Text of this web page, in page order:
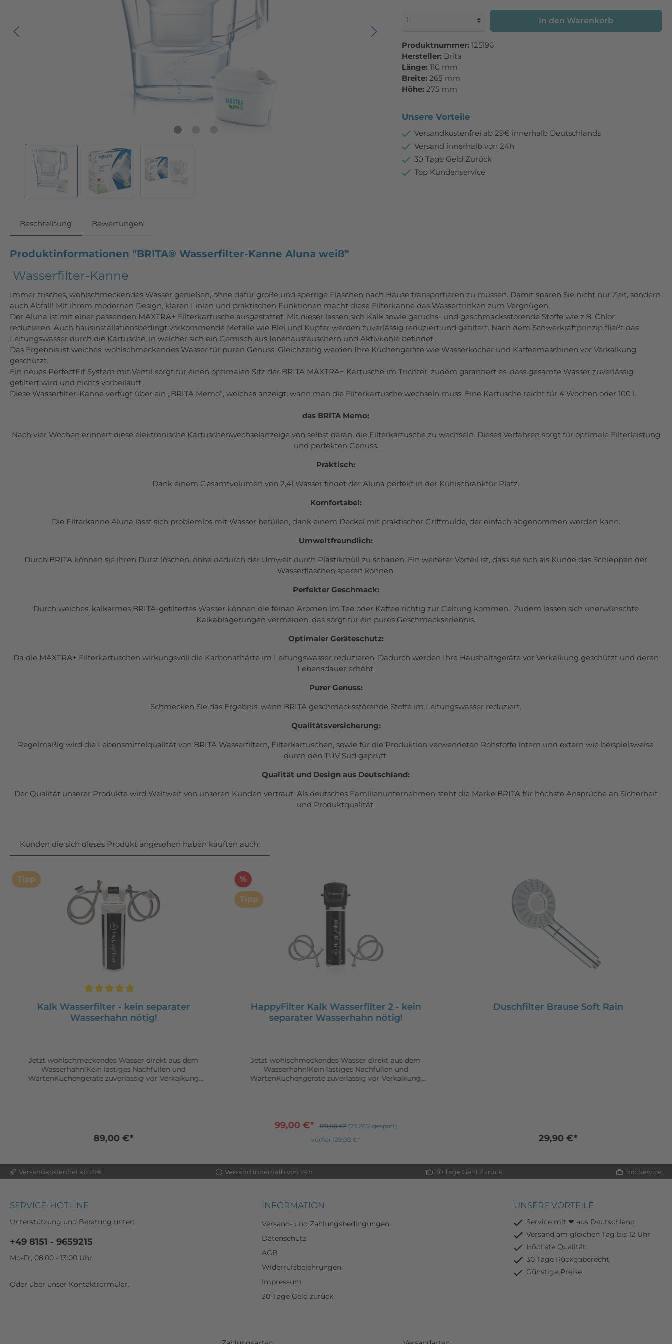
In den Warenkorb
Produktnummer: 125196
Hersteller: Brita
Länge: 110 mm
Breite: 265 mm
Höhe: 275 mm
Unsere Vorteile
Versandkostenfrei ab 29€ innerhalb Deutschlands
Versand innerhalb von 24h
30 Tage Geld Zurück
Top Kundenservice
Beschreibung Bewertungen
Produktinformationen "BRITA® Wasserfilter-Kanne Aluna weiß"
Wasserfilter-Kanne
Immer frisches, wohlschmeckendes Wasser genießen, ohne dafür große und sperrige Flaschen nach Hause transportieren zu müssen. Damit sparen Sie nicht nur Zeit, sondern
auch Abfall! Mit ihrem modernen Design, klaren Linien und praktischen Funktionen macht diese Filterkanne das Wassertrinken zum Vergnügen.
Der Aluna ist mit einer passenden MAXTRA+ Filterkartusche ausgestattet. Mit dieser lassen sich Kalk sowie geruchs- und geschmacksstörende Stoffe wie z.B. Chlor
reduzieren. Auch hausinstallationsbedingt vorkommende Metalle wie Blei und Kupfer werden zuverlässig reduziert und gefiltert. Nach dem Schwerkraftprinzip fließt das
Leitungswasser durch die Kartusche, in welcher sich ein Gemisch aus Ionenaustauschern und Aktivkohle befindet.
Das Ergebnis ist weiches, wohlschmeckendes Wasser für puren Genuss. Gleichzeitig werden Ihre Küchengeräte wie Wasserkocher und Kaffeemaschinen vor Verkalkung
geschützt.
Ein neues PerfectFit System mit Ventil sorgt für einen optimalen Sitz der BRITA MAXTRA+ Kartusche im Trichter, zudem garantiert es, dass gesamte Wasser zuverlässig
gefiltert wird und nichts vorbeiläuft.
Diese Wasserfilter-Kanne verfügt über ein „BRITA Memo“, welches anzeigt, wann man die Filterkartusche wechseln muss. Eine Kartusche reicht für 4 Wochen oder 100 l.
das BRITA Memo:
Nach vier Wochen erinnert diese elektronische Kartuschenwechselanzeige von selbst daran, die Filterkartusche zu wechseln. Dieses Verfahren sorgt für optimale Filterleistung
und perfekten Genuss.
Praktisch:
Dank einem Gesamtvolumen von 2,4l Wasser findet der Aluna perfekt in der Kühlschranktür Platz.
Komfortabel:
Die Filterkanne Aluna lässt sich problemlos mit Wasser befüllen, dank einem Deckel mit praktischer Griffmulde, der einfach abgenommen werden kann.
Umweltfreundlich:
Durch BRITA können sie ihren Durst löschen, ohne dadurch der Umwelt durch Plastikmüll zu schaden. Ein weiterer Vorteil ist, dass sie sich als Kunde das Schleppen der
Wasserflaschen sparen können.
Perfekter Geschmack:
Durch weiches, kalkarmes BRITA-gefiltertes Wasser können die feinen Aromen im Tee oder Kaffee richtig zur Geltung kommen. Zudem lassen sich unerwünschte
Kalkablagerungen vermeiden, das sorgt für ein pures Geschmackserlebnis.
Optimaler Geräteschutz:
Da die MAXTRA+ Filterkartuschen wirkungsvoll die Karbonathärte im Leitungswasser reduzieren. Dadurch werden Ihre Haushaltsgeräte vor Verkalkung geschützt und deren
Lebensdauer erhöht.
Purer Genuss:
Schmecken Sie das Ergebnis, wenn BRITA geschmacksstörende Stoffe im Leitungswasser reduziert.
Qualitätsversicherung:
Regelmäßig wird die Lebensmittelqualität von BRITA Wasserfiltern, Filterkartuschen, sowie für die Produktion verwendeten Rohstoffe intern und extern wie beispielsweise
durch den TÜV Süd geprüft.
Qualität und Design aus Deutschland:
Der Qualität unserer Produkte wird Weltweit von unseren Kunden vertraut. Als deutsches Familienunternehmen steht die Marke BRITA für höchste Ansprüche an Sicherheit
und Produktqualität.
Kunden die sich dieses Produkt angesehen haben kauften auch:
Tipp
Kalk Wasserfilter - kein separater
Wasserhahn nötig!
Jetzt wohlschmeckendes Wasser direkt aus dem
Wasserhahn!Kein lästiges Nachfüllen und
WartenKüchengeräte zuverlässig vor Verkalkung
89,00 €*
%
Tipp
HappyFilter Kalk Wasserfilter 2 - kein
separater Wasserhahn nötig!
Jetzt wohlschmeckendes Wasser direkt aus dem
Wasserhahn!Kein lästiges Nachfüllen und
WartenKüchengeräte zuverlässig vor Verkalkung
99,00 €* 129,00 €* (23.26% gespart)
vorher 129,00 €*
Duschfilter Brause Soft Rain
29,90 €*
Versandkostenfrei ab 29€ Versand innerhalb von 24h 30 Tage Geld Zurück Top Service
SERVICE-HOTLINE
Unterstützung und Beratung unter:
+49 8151 - 9659215
Mo-Fr, 08:00 - 13:00 Uhr
Oder über unser Kontaktformular.
INFORMATION
Versand- und Zahlungsbedingungen
Datenschutz
AGB
Widerrufsbelehrungen
Impressum
30-Tage Geld zurück
UNSERE VORTEILE
Service mit ❤ aus Deutschland
Versand am gleichen Tag bis 12 Uhr
Höchste Qualität
30 Tage Rückgaberecht
Günstige Preise